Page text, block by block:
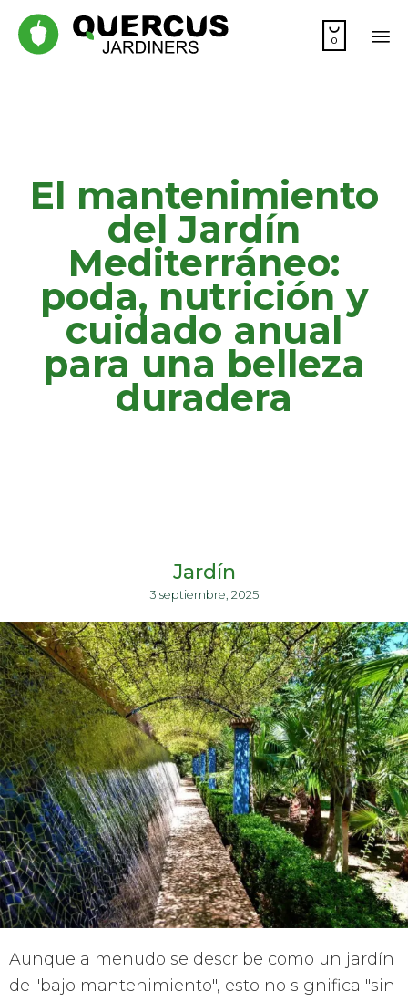

0
El mantenimiento
del Jardín
Mediterráneo:
poda, nutrición y
cuidado anual
para una belleza
duradera
Jardín
3 septiembre, 2025
Aunque a menudo se describe como un jardín
de "bajo mantenimiento", esto no significa "sin